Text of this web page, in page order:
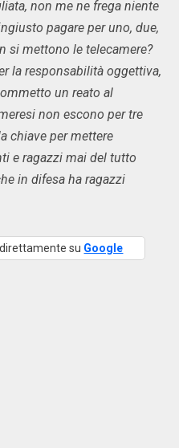
non me ne frega niente
pagare per uno, due,
si mettono le telecamere?
la responsabilità oggettiva,
un reato al
non escono per tre
chiave per mettere
e ragazzi mai del tutto
in difesa ha ragazzi
direttamente su Google